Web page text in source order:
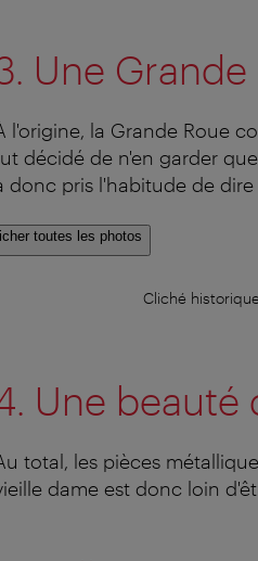
Une Grande
l'origine, la Grande Roue
décidé de n'en garder
donc pris l'habitude de
toutes les photos
Cliché
Une
total, les pièces
dame est donc loin